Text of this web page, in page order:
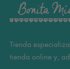
Tienda
tienda online y,